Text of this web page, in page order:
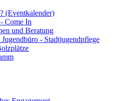
(Eventkalender)
Come In
und Beratung
- Stadtjugendpflege